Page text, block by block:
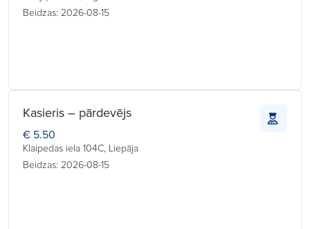
Beidzas: 2026-08-15
Kasieris – pārdevējs
€ 5.50
Klaipedas iela 104C, Liepāja
Beidzas: 2026-08-15